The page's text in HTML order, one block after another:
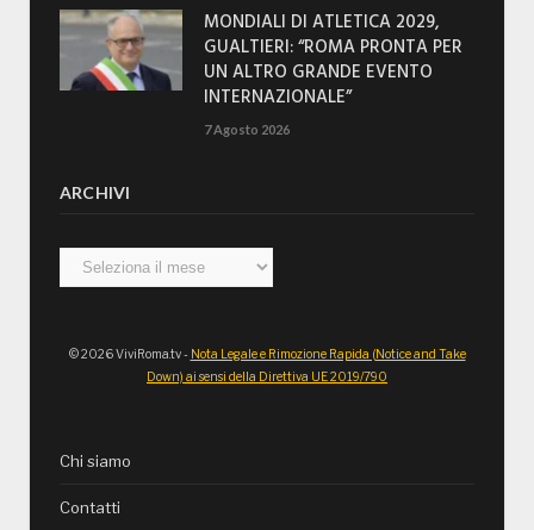
MONDIALI DI ATLETICA 2029,
GUALTIERI: “ROMA PRONTA PER
UN ALTRO GRANDE EVENTO
INTERNAZIONALE”
7 Agosto 2026
ARCHIVI
Archivi
© 2026 ViviRoma.tv - Nota Legale e Rimozione Rapida (Notice and Take
Down) ai sensi della Direttiva UE 2019/790
Chi siamo
Contatti